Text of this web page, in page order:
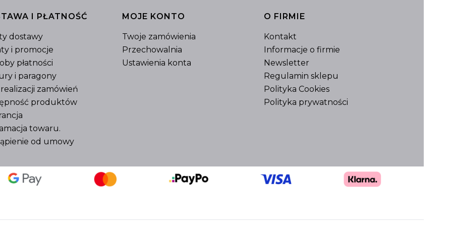
I PŁATNOŚĆ
dostawy
i promocje
płatności
i paragony
realizacji zamówień
produktów
towaru.
od umowy
MOJE KONTO
Twoje zamówienia
Przechowalnia
Ustawienia konta
O FIRMIE
Kontakt
Informacje o firmie
Newsletter
Regulamin sklepu
Polityka Cookies
Polityka prywatności